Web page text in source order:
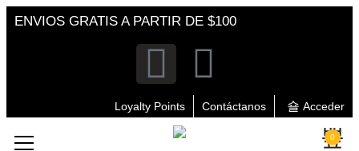
ENVIOS GRATIS A PARTIR DE $100
Loyalty Points Contáctanos Acceder
0